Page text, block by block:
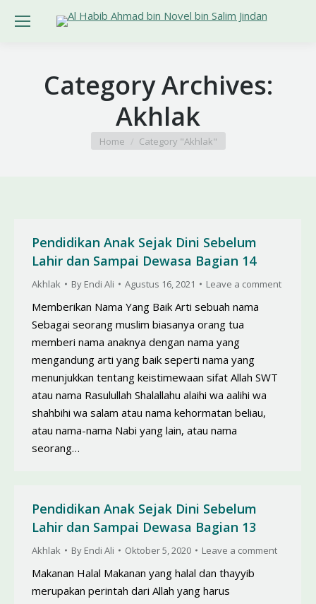
Category Archives:
Akhlak
You are here:
Home Category "Akhlak"
Pendidikan Anak Sejak Dini Sebelum
Lahir dan Sampai Dewasa Bagian 14
Akhlak By Endi Ali Agustus 16, 2021 Leave a comment
Memberikan Nama Yang Baik Arti sebuah nama
Sebagai seorang muslim biasanya orang tua
memberi nama anaknya dengan nama yang
mengandung arti yang baik seperti nama yang
menunjukkan tentang keistimewaan sifat Allah SWT
atau nama Rasulullah Shalallahu alaihi wa aalihi wa
shahbihi wa salam atau nama kehormatan beliau,
atau nama-nama Nabi yang lain, atau nama
seorang…
Pendidikan Anak Sejak Dini Sebelum
Lahir dan Sampai Dewasa Bagian 13
Akhlak By Endi Ali Oktober 5, 2020 Leave a comment
Makanan Halal Makanan yang halal dan thayyib
merupakan perintah dari Allah yang harus